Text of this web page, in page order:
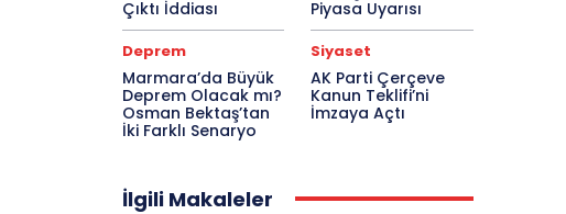
Çıktı İddiası
Piyasa Uyarısı
Deprem
Marmara’da Büyük
Deprem Olacak mı?
Osman Bektaş’tan
İki Farklı Senaryo
Siyaset
AK Parti Çerçeve
Kanun Teklifi’ni
İmzaya Açtı
İlgili Makaleler